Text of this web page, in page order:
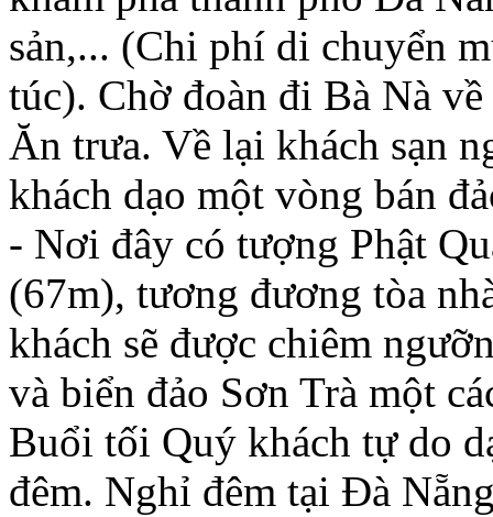
sản,... (Chi phí di chuyển
túc). Chờ đoàn đi Bà Nà
Ăn trưa. Về lại khách sạn
khách dạo một vòng bán
- Nơi đây có tượng Phật
(67m), tương đương tòa
khách sẽ được chiêm
và biển đảo Sơn Trà một
Buổi tối Quý khách tự do
đêm. Nghỉ đêm tại Đà